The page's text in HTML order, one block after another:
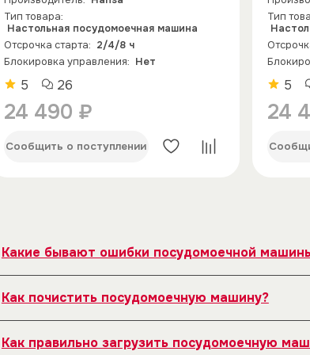
Тип товара:
Настольная посудомоечная машина
Отсрочка старта: 2/4/8 ч
Блокировка управления: Нет
5 26
24 490 ₽
Сообщить о поступлении
Тип
5
24
Какие бывают ошибки посудомоечной
шланга или засором фильтра. Ошибка слива
найти в инструкции к вашей модели.
Как почистить посудомоечную машину?
удаляйте остатки пищи из фильтра, протирайте
Как правильно загрузить посудомоечную